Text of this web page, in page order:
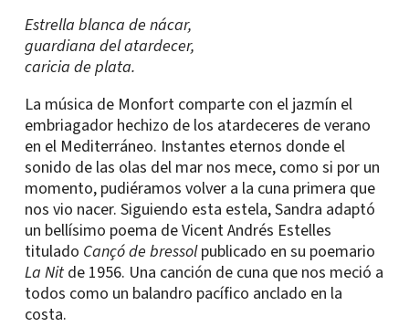
Estrella blanca de nácar,
guardiana del atardecer,
caricia de plata.
La música de Monfort comparte con el jazmín el
embriagador hechizo de los atardeceres de verano
en el Mediterráneo. Instantes eternos donde el
sonido de las olas del mar nos mece, como si por un
momento, pudiéramos volver a la cuna primera que
nos vio nacer. Siguiendo esta estela, Sandra adaptó
un bellísimo poema de Vicent Andrés Estelles
titulado Cançó de bressolpublicado en su poemario
La Nit de 1956. Una canción de cuna que nos meció a
todos como un balandro pacífico anclado en la
costa.